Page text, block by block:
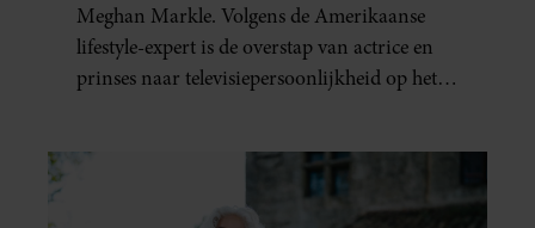
Meghan Markle. Volgens de Amerikaanse
lifestyle-expert is de overstap van actrice en
prinses naar televisiepersoonlijkheid op het